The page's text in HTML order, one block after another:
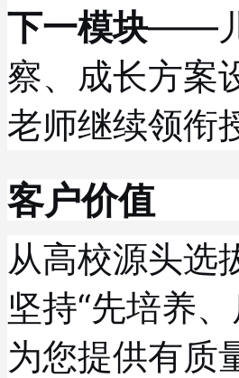
下一模块——儿
察、成长方案
老师继续领衔
客户价值
从高校源头
坚持“先培养
为您提供有质